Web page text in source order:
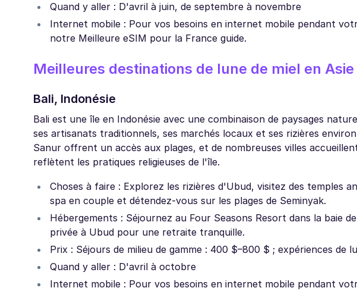
Quand y aller : D'avril à juin, de septembre à novembre
Internet mobile : Pour vos besoins en internet mobile pendant
notre Meilleure eSIM pour la France guide.
Meilleures destinations de lune de miel en Asie
Bali, Indonésie
Bali est une île en Indonésie avec une combinaison de paysages
ses artisanats traditionnels, ses marchés locaux et ses rizières
Sanur offrent un accès aux plages, et de nombreuses villes
reflètent les pratiques religieuses de l'île.
Choses à faire : Explorez les rizières d'Ubud, visitez des temples
spa en couple et détendez-vous sur les plages de Seminyak.
Hébergements : Séjournez au Four Seasons Resort dans la baie
privée à Ubud pour une retraite tranquille.
Prix : Séjours de milieu de gamme : 400 $–800 $ ; expériences de
Quand y aller : D'avril à octobre
Internet mobile : Pour vos besoins en internet mobile pendant